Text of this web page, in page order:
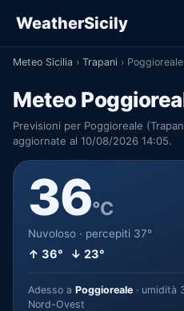
WeatherSicily
Meteo Sicilia › Trapani › Poggioreale
Meteo
Previsioni per Poggioreale
aggiornate al 10/08/2026 14:05.
36°C
Nuvoloso · percepiti 37°
↑ 36° ↓ 23°
Adesso a Poggioreale · umidità
Nord-Ovest